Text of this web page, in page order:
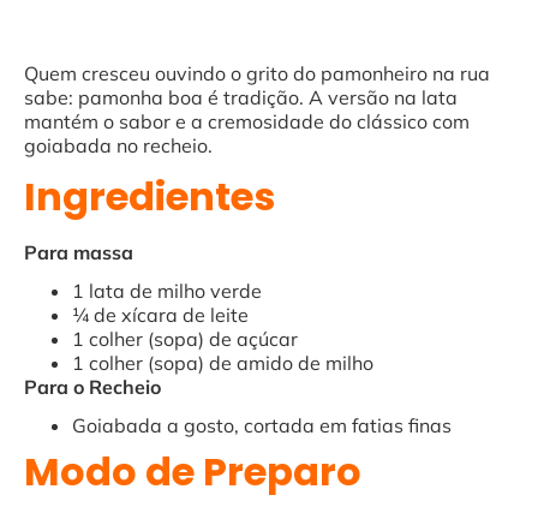
Quem cresceu ouvindo o grito do pamonheiro na rua
sabe: pamonha boa é tradição. A versão na lata
mantém o sabor e a cremosidade do clássico com
goiabada no recheio.
Ingredientes
Para massa
1 lata de milho verde
¼ de xícara de leite
1 colher (sopa) de açúcar
1 colher (sopa) de amido de milho
Para o Recheio
Goiabada a gosto, cortada em fatias finas
Modo de Preparo